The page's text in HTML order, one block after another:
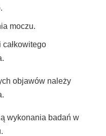
moczu.
objawów należy
wykonania badań w